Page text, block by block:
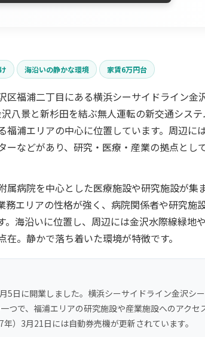
海沿いの静かな環境 家賃6万円台
区福浦二丁目にある横浜シーサイドライン金
八景と新杉田を結ぶ無人運転の新交通シス
福浦エリアの中心に位置しています。周辺に
ーなどがあり、研究・医療・産業の拠点とし
属病院を中心とした医療施設や研究施設が集
務エリアの性格が強く、病院関係者や研究施
。海沿いに位置し、周辺には金沢水際線緑地
。静かで落ち着いた環境が特徴です。
5日に開業しました。横浜シーサイドライン金沢シ
つで、福浦エリアの研究施設や産業施設へのアクセ
）3月21日には自動券売機が更新されています。